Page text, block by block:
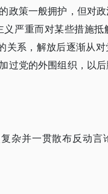
政策一般拥护，但对
严重而对某些措施
系，解放后逐渐从
过党的外围组织，以
杂并一贯散布反动言